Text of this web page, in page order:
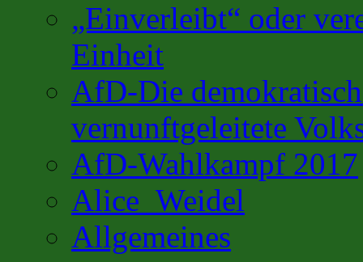
„Einverleibt“ oder
Einheit
AfD-Die
vernunftgeleitete
AfD-Wahlkampf 2017
Alice_Weidel
Allgemeines